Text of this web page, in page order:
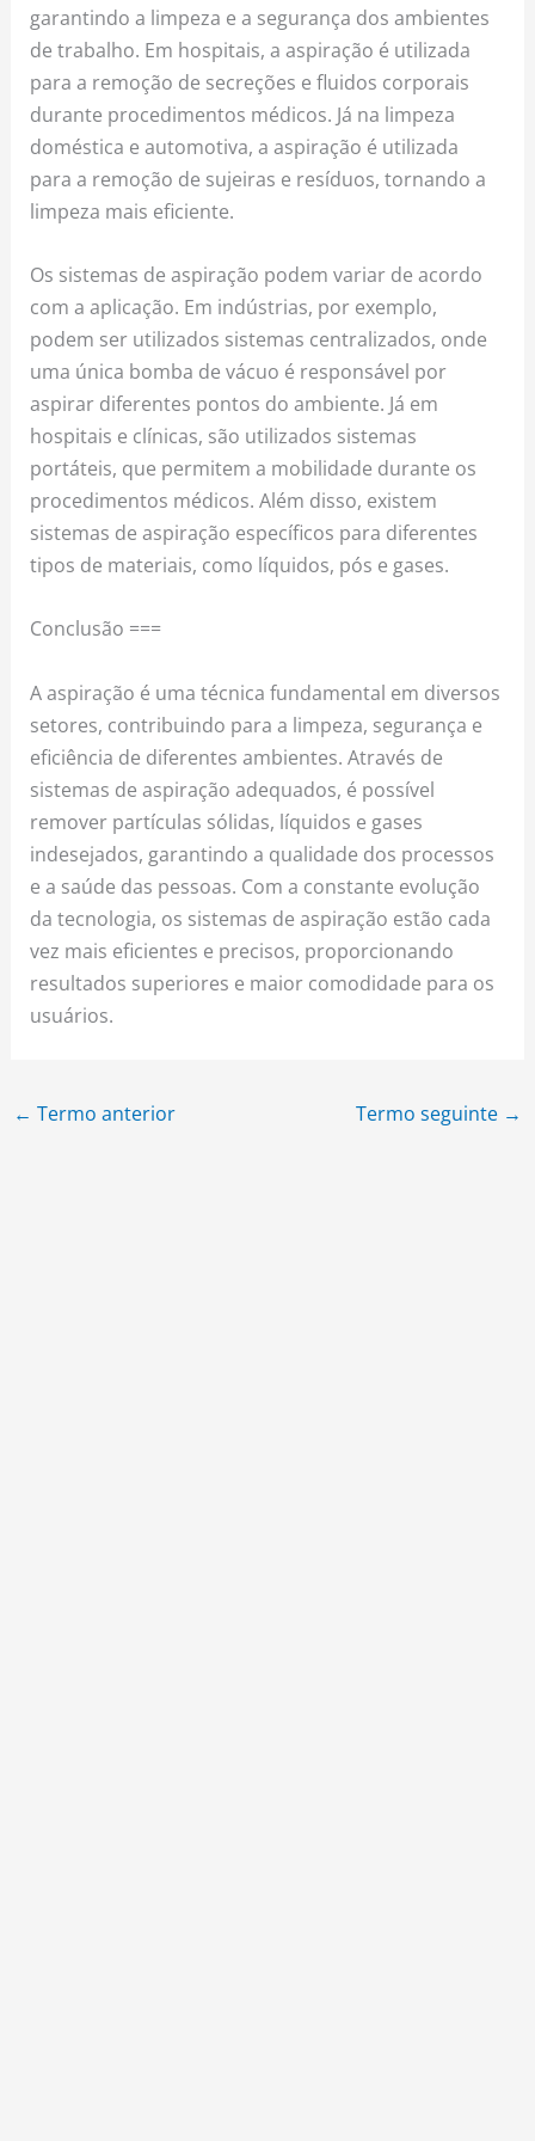
garantindo a limpeza e a segurança dos ambientes
de trabalho. Em hospitais, a aspiração é utilizada
para a remoção de secreções e fluidos corporais
durante procedimentos médicos. Já na limpeza
doméstica e automotiva, a aspiração é utilizada
para a remoção de sujeiras e resíduos, tornando a
limpeza mais eficiente.
Os sistemas de aspiração podem variar de acordo
com a aplicação. Em indústrias, por exemplo,
podem ser utilizados sistemas centralizados, onde
uma única bomba de vácuo é responsável por
aspirar diferentes pontos do ambiente. Já em
hospitais e clínicas, são utilizados sistemas
portáteis, que permitem a mobilidade durante os
procedimentos médicos. Além disso, existem
sistemas de aspiração específicos para diferentes
tipos de materiais, como líquidos, pós e gases.
Conclusão ===
A aspiração é uma técnica fundamental em diversos
setores, contribuindo para a limpeza, segurança e
eficiência de diferentes ambientes. Através de
sistemas de aspiração adequados, é possível
remover partículas sólidas, líquidos e gases
indesejados, garantindo a qualidade dos processos
e a saúde das pessoas. Com a constante evolução
da tecnologia, os sistemas de aspiração estão cada
vez mais eficientes e precisos, proporcionando
resultados superiores e maior comodidade para os
usuários.
← Termo anterior Termo seguinte →